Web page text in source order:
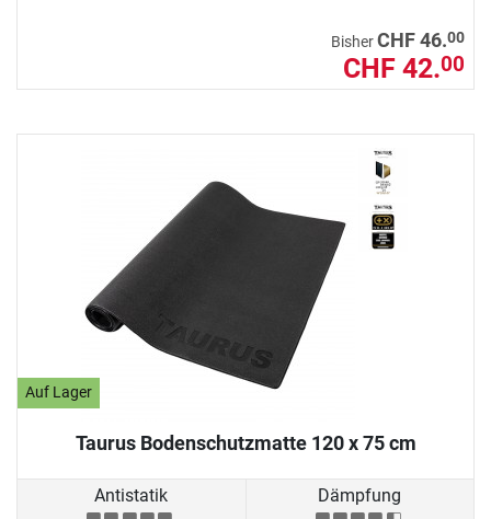
BisherCHF 46.00
CHF 42.00
Auf Lager
Taurus Bodenschutzmatte 120 x 75 cm
Antistatik Dämpfung